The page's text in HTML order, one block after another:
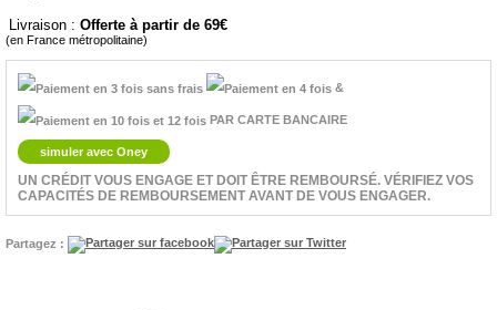
Livraison : Offerte à partir de 69
(en France métropolitaine)
&
PAR CARTE BANCAIRE
simuler avec Oney
UN CRÉDIT VOUS ENGAGE ET DOIT ÊTRE REMBOURSÉ. VÉRIFIEZ VOS
CAPACITÉS DE REMBOURSEMENT AVANT DE VOUS ENGAGER.
Partagez :